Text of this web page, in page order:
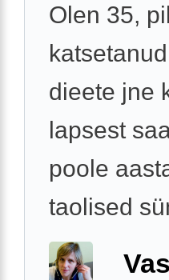
Olen 35,
dieete jne
lapsest
poole
taolised